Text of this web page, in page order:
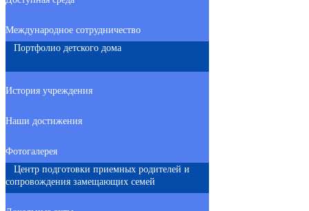
Международное сотрудничество
Портфолио детского дома
История учреждения
Наши достижения
Фотогалерея
Центр подготовки приемных родителей и
сопровождения замещающих семей